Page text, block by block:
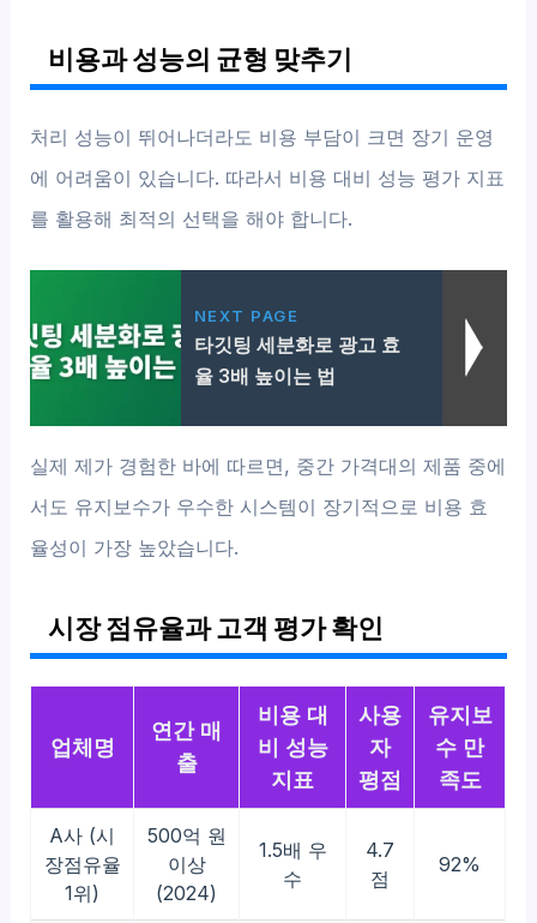
비용과 성능의 균형 맞추기
처리 성능이 뛰어나더라도 비용 부담이 크면 장기 운영
에 어려움이 있습니다. 따라서 비용 대비 성능 평가 지표
를 활용해 최적의 선택을 해야 합니다.
NEXT PAGE
타깃팅 세분화로 광고 효
율 3배 높이는 법
실제 제가 경험한 바에 따르면, 중간 가격대의 제품 중에
서도 유지보수가 우수한 시스템이 장기적으로 비용 효
율성이 가장 높았습니다.
시장 점유율과 고객 평가 확인
업체명
연간 매
출
비용 대
비 성능
지표
사용
자
평점
유지보
수 만
족도
A사 (시
장점유율
1위)
500억 원
이상
(2024)
1.5배 우
수
4.7
점
92%